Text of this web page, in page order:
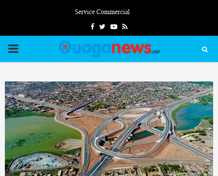
Service Commercial
FacebookTwitterYoutube
Rss
PRIMARY